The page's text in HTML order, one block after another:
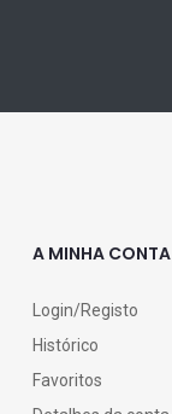
A MINHA CONTA
Login/Registo
Histórico
Favoritos